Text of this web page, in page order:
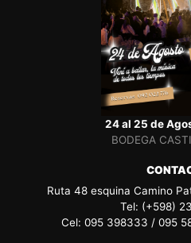
24 al 25 de
BODEGA
Ruta 48 esquina Camino
Tel: (+598)
Cel: 095 398333 / 095